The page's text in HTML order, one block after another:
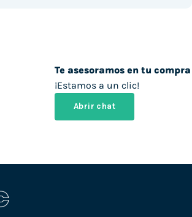
Te asesoramos en tu compra
¡Estamos a un clic!
Abrir chat